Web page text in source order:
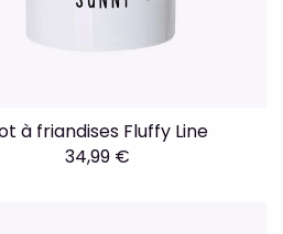
à friandises Fluffy Line
34,99 €